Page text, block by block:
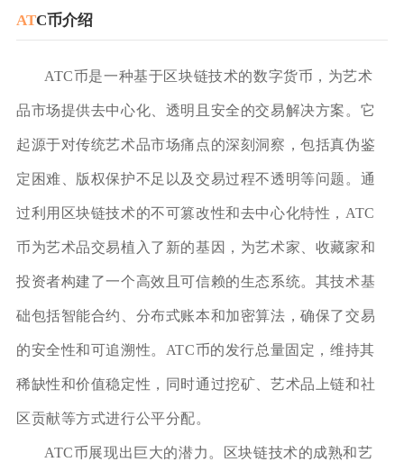
ATC币介绍
ATC币是一种基于区块链技术的数字货币，为艺术
品市场提供去中心化、透明且安全的交易解决方案。它
起源于对传统艺术品市场痛点的深刻洞察，包括真伪鉴
定困难、版权保护不足以及交易过程不透明等问题。通
过利用区块链技术的不可篡改性和去中心化特性，ATC
币为艺术品交易植入了新的基因，为艺术家、收藏家和
投资者构建了一个高效且可信赖的生态系统。其技术基
础包括智能合约、分布式账本和加密算法，确保了交易
的安全性和可追溯性。ATC币的发行总量固定，维持其
稀缺性和价值稳定性，同时通过挖矿、艺术品上链和社
区贡献等方式进行公平分配。
ATC币展现出巨大的潜力。区块链技术的成熟和艺